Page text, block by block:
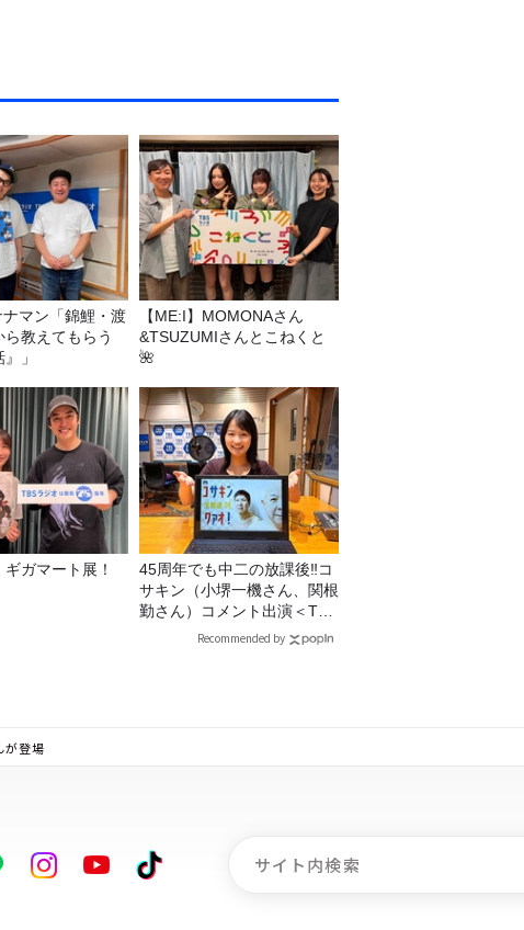
教えてもらう
」
【ME:I】MOMONAさん
&TSUZUMIさんとこねくと
🌺
ガマート展！
45周年でも中二の放課後‼コ
サキン（小堺一機さん、関根
勤さん）コメント出演＜TBS
ラジオ番組審議会からのご報
Recommended by
が登場